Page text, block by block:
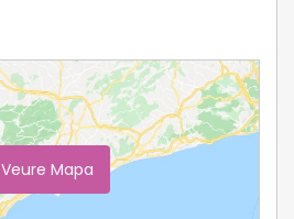
Veure Mapa